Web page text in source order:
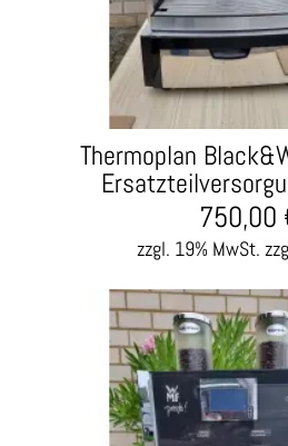
Thermoplan
zzgl. 19% MwSt.
750,00